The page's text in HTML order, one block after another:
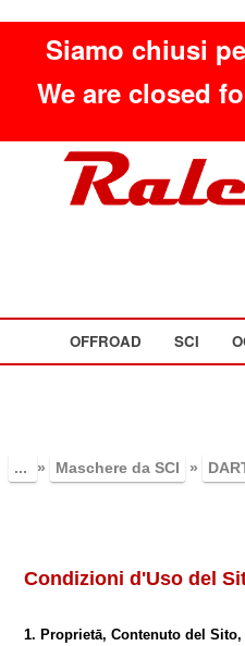
Siamo chiusi
We are closed
OFFROAD SCI
... » Maschere da SCI »
Condizioni d'Uso del
1. Proprietā, Contenuto del